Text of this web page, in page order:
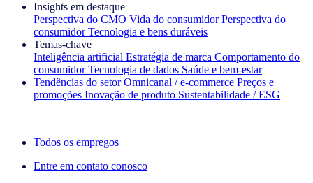
Insights em destaque
Perspectiva do CMO Vida do consumidor Perspectiva do
consumidor Tecnologia e bens duráveis
Temas‑chave
Inteligência artificial Estratégia de marca Comportamento do
consumidor Tecnologia de dados Saúde e bem‑estar
Tendências do setor Omnicanal / e‑commerce Preços e
promoções Inovação de produto Sustentabilidade / ESG
Todos os empregos
Entre em contato conosco